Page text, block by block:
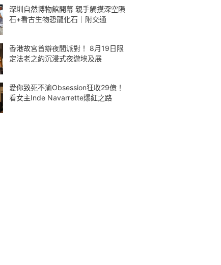
深圳自然博物館開幕 親手觸摸深空隕
石+看古生物恐龍化石｜附交通
香港故宮首辦夜間派對！ 8月19日限
定法老之約沉浸式夜遊埃及展
愛你致死不渝Obsession狂收29億！
看女主Inde Navarrette爆紅之路